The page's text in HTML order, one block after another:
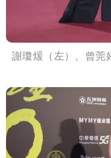
謝瓊煖（左）、曾莞